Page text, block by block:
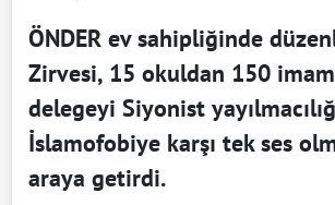
ÖNDER ev sahipliğinde
Zirvesi, 15 okuldan 150
delegeyi Siyonist
İslamofobiye karşı tek ses
araya getirdi.